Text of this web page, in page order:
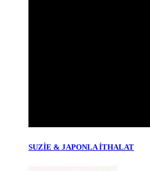
SUZİE & JAPONLA İTHALAT